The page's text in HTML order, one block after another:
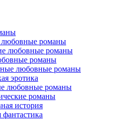
любовные романы
любовные романы
романы
любовные романы
эротика
любовные романы
романы
история
фантастика